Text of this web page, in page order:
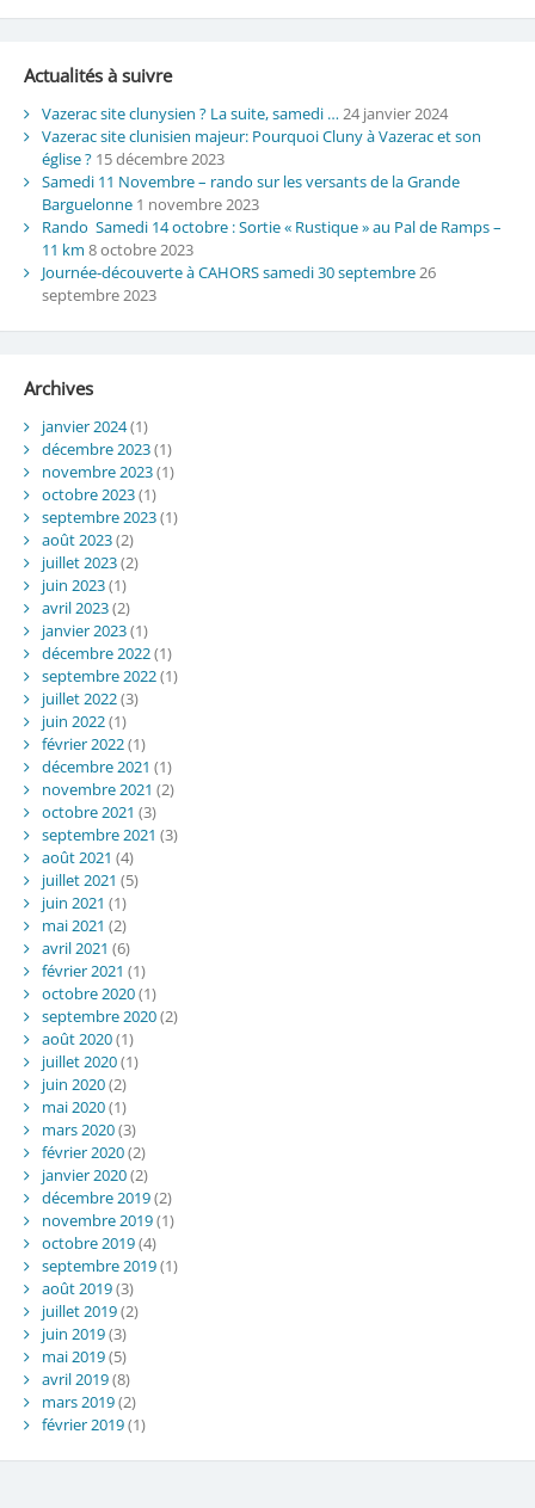
Actualités à suivre
Vazerac site clunysien ? La suite, samedi … 24 janvier 2024
Vazerac site clunisien majeur: Pourquoi Cluny à Vazerac et son
église ? 15 décembre 2023
Samedi 11 Novembre – rando sur les versants de la Grande
Barguelonne 1 novembre 2023
Rando Samedi 14 octobre : Sortie « Rustique » au Pal de Ramps –
11 km 8 octobre 2023
Journée-découverte à CAHORS samedi 30 septembre26
septembre 2023
Archives
janvier 2024(1)
décembre 2023(1)
novembre 2023(1)
octobre 2023(1)
septembre 2023(1)
août 2023(2)
juillet 2023(2)
juin 2023(1)
avril 2023(2)
janvier 2023(1)
décembre 2022(1)
septembre 2022(1)
juillet 2022(3)
juin 2022(1)
février 2022(1)
décembre 2021 (1)
novembre 2021 (2)
octobre 2021 (3)
septembre 2021 (3)
août 2021 (4)
juillet 2021 (5)
juin 2021 (1)
mai 2021 (2)
avril 2021 (6)
février 2021 (1)
octobre 2020(1)
septembre 2020(2)
août 2020(1)
juillet 2020(1)
juin 2020(2)
mai 2020(1)
mars 2020(3)
février 2020(2)
janvier 2020(2)
décembre 2019(2)
novembre 2019(1)
octobre 2019(4)
septembre 2019(1)
août 2019(3)
juillet 2019(2)
juin 2019(3)
mai 2019(5)
avril 2019(8)
mars 2019(2)
février 2019(1)